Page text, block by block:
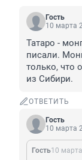
Гость
10 марта
Татаро -
писали.
только, что
из Сибири.
ОТВЕТИТЬ
Гость
10 марта
Гость10